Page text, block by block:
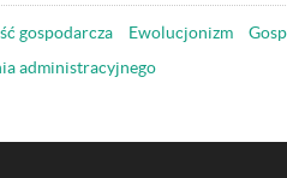
gospodarcza Ewolucjonizm
administracyjnego